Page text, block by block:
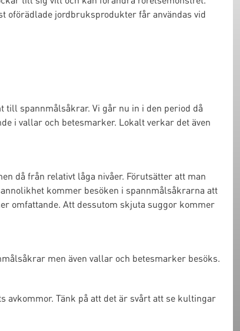
oförädlade jordbruksprodukter får användas vid
till spannmålsåkrar. Vi går nu in i den period då
i vallar och betesmarker. Lokalt verkar det även
då från relativt låga nivåer. Förutsätter att man
kommer besöken i spannmålsåkrarna att
omfattande. Att dessutom skjuta suggor kommer
men även vallar och betesmarker besöks.
Tänk på att det är svårt att se kultingar